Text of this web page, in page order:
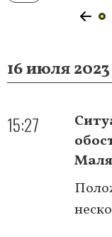
16 июля 2023
15:27